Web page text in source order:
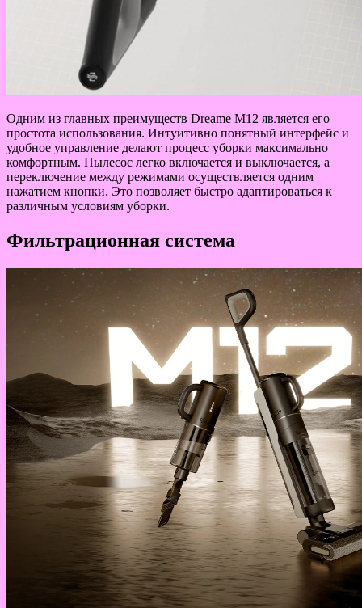
Одним из главных преимуществ Dreame M12 является его
простота использования. Интуитивно понятный интерфейс и
удобное управление делают процесс уборки максимально
комфортным. Пылесос легко включается и выключается, а
переключение между режимами осуществляется одним
нажатием кнопки. Это позволяет быстро адаптироваться к
различным условиям уборки.
Фильтрационная система